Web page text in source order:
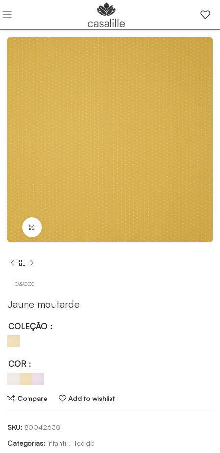
Click to enlarge
Jaune moutarde
COLEÇÃO
COR
Compare Add to wishlist
SKU: 80042638
Categorias: Infantil , Tecido